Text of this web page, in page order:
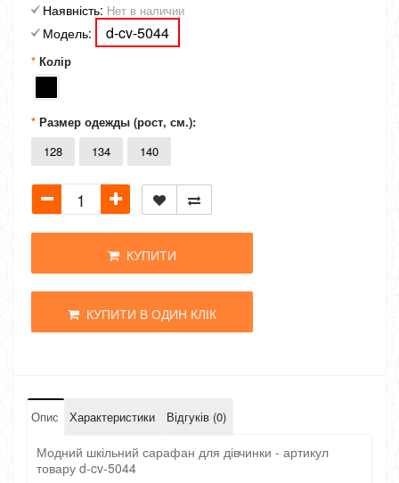
Наявність: Нет в наличии
Модель: d-cv-5044
Колір
Размер одежды (рост, см.):
128
134 140
КУПИТИ
КУПИТИ В ОДИН КЛІК
Опис Характеристики Відгуків (0)
Модний шкільний сарафан для дівчинки - артикул
товару d-cv-5044